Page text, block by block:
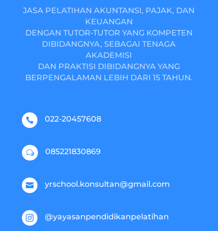
JASA PELATIHAN AKUNTANSI, PAJAK, DAN
KEUANGAN
DENGAN TUTOR-TUTOR YANG KOMPETEN
DIBIDANGNYA, SEBAGAI TENAGA
AKADEMISI
DAN PRAKTISI DIBIDANGNYA YANG
BERPENGALAMAN LEBIH DARI 15 TAHUN.
 022-20457608
w 085221830869
 yrschool.konsultan@gmail.com
 @yayasanpendidikanpelatihan